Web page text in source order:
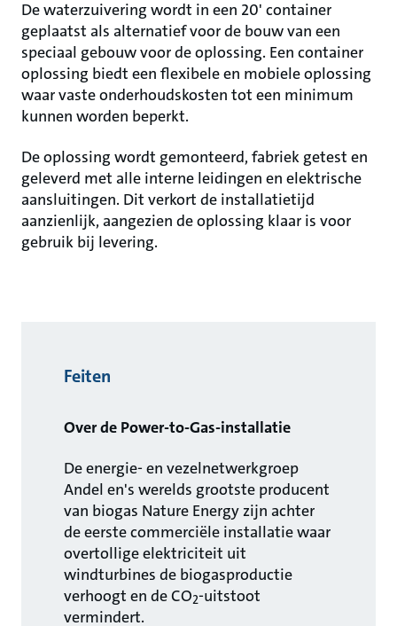
De waterzuivering wordt in een 20' container
geplaatst als alternatief voor de bouw van een
speciaal gebouw voor de oplossing. Een container
oplossing biedt een flexibele en mobiele oplossing
waar vaste onderhoudskosten tot een minimum
kunnen worden beperkt.
De oplossing wordt gemonteerd, fabriek getest en
geleverd met alle interne leidingen en elektrische
aansluitingen. Dit verkort de installatietijd
aanzienlijk, aangezien de oplossing klaar is voor
gebruik bij levering.
Feiten
Over de Power-to-Gas-installatie
De energie- en vezelnetwerkgroep
Andel en's werelds grootste producent
van biogas Nature Energy zijn achter
de eerste commerciële installatie waar
overtollige elektriciteit uit
windturbines de biogasproductie
verhoogt en de CO2-uitstoot
vermindert.